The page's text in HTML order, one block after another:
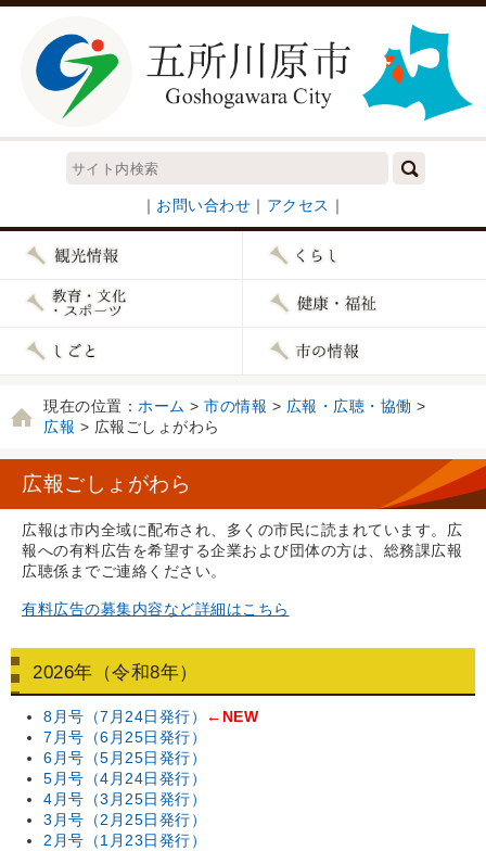
｜ お問い合わせ ｜ アクセス ｜
現在の位置： ホーム > 市の情報 > 広報・広聴・協働 >
広報 > 広報ごしょがわら
広報ごしょがわら
広報は市内全域に配布され、多くの市民に読まれています。広
報への有料広告を希望する企業および団体の方は、総務課広報
広聴係までご連絡ください。
有料広告の募集内容など詳細はこちら
2026年（令和8年）
8月号（7月24日発行）
←NEW
7月号（6月25日発行）
6月号（5月25日発行）
5月号（4月24日発行）
4月号（3月25日発行）
3月号（2月25日発行）
2月号（1月23日発行）